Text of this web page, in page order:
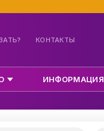
КОНТАКТЫ
ИНФОРМАЦИЯ